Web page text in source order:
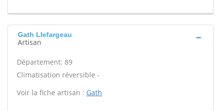
Gath Llefargeau
Artisan
Département: 89
Climatisation réversible -
Voir la fiche artisan : Gath